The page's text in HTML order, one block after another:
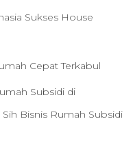
Sukses House
Cepat Terkabul
Subsidi di
Bisnis Rumah Subsidi